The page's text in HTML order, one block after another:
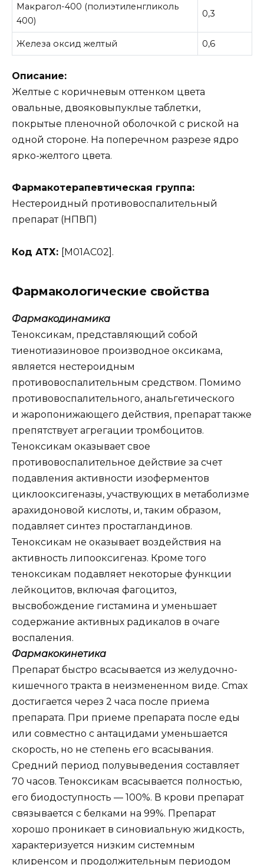
Макрагол-400 (полиэтиленгликоль
400)
0,3
Железа оксид желтый 0,6
Описание:
Желтые с коричневым оттенком цвета
овальные, двояковыпуклые таблетки,
покрытые пленочной оболочкой с риской на
одной стороне. На поперечном разрезе ядро
ярко-желтого цвета.
Фармакотерапевтическая группа:
Нестероидный противовоспалительный
препарат (НПВП)
Код АТХ: [М01АС02].
Фармакологические свойства
Фармакодинамика
Теноксикам, представляющий собой
тиенотиазиновое производное оксикама,
является нестероидным
противовоспалительным средством. Помимо
противовоспалительного, анальгетического
и жаропонижающего действия, препарат также
препятствует агрегации тромбоцитов.
Теноксикам оказывает свое
противовоспалительное действие за счет
подавления активности изоферментов
циклооксигеназы, участвующих в метаболизме
арахидоновой кислоты, и, таким образом,
подавляет синтез простагландинов.
Теноксикам не оказывает воздействия на
активность липооксигеназ. Кроме того
теноксикам подавляет некоторые функции
лейкоцитов, включая фагоцитоз,
высвобождение гистамина и уменьшает
содержание активных радикалов в очаге
воспаления.
Фармакокинетика
Препарат быстро всасывается из желудочно-
кишечного тракта в неизмененном виде. Cmax
достигается через 2 часа после приема
препарата. При приеме препарата после еды
или совместно с антацидами уменьшается
скорость, но не степень его всасывания.
Средний период полувыведения составляет
70 часов. Теноксикам всасывается полностью,
его биодоступность — 100%. В крови препарат
связывается с белками на 99%. Препарат
хорошо проникает в синовиальную жидкость,
характеризуется низким системным
клиренсом и продолжительным периодом